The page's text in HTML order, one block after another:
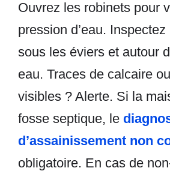
Ouvrez les robinets pour
pression d’eau.
sous les éviers et autour
eau. Traces de calcaire
visibles ? Alerte. Si la
fosse septique, le
d’assainissement non
obligatoire. En cas de